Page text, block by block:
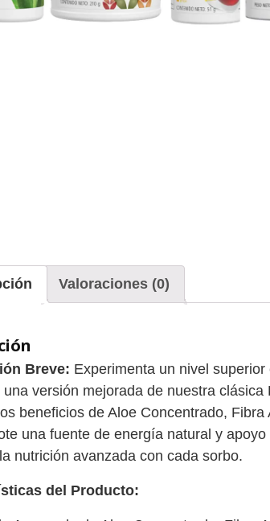
Valoraciones (0)
Breve: Experimenta un nivel
una versión mejorada de nuestra
beneficios de Aloe Concentrado,
una fuente de energía natural y
nutrición avanzada con cada sorbo.
del Producto: